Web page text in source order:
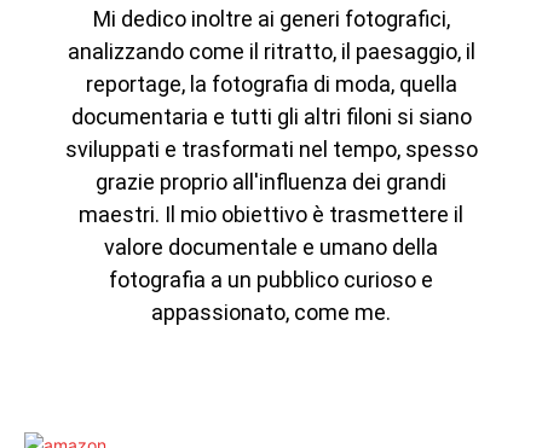
Mi dedico inoltre ai generi fotografici,
analizzando come il ritratto, il paesaggio, il
reportage, la fotografia di moda, quella
documentaria e tutti gli altri filoni si siano
sviluppati e trasformati nel tempo, spesso
grazie proprio all'influenza dei grandi
maestri. Il mio obiettivo è trasmettere il
valore documentale e umano della
fotografia a un pubblico curioso e
appassionato, come me.